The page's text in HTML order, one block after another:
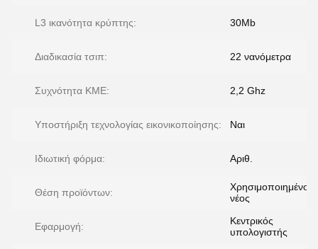
L3 ικανότητα κρύπτης: 30Mb
Διαδικασία τσιπ: 22 νανόμετρα
Συχνότητα ΚΜΕ: 2,2 Ghz
Υποστήριξη τεχνολογίας εικονικοποίησης: Ναι
Ιδιωτική φόρμα: Αριθ.
Θέση προϊόντων:
Χρησιμοποιημένος,
νέος
Εφαρμογή:
Κεντρικός
υπολογιστής